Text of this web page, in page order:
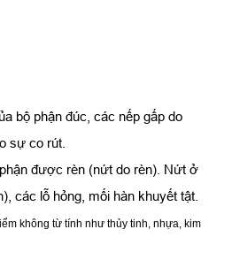
bộ phận đúc, các nếp gấp do
sự co rút.
được rèn (nứt do rèn). Nứt ở
các lỗ hỏng, mối hàn khuyết tật.
không từ tính như thủy tinh, nhựa, kim